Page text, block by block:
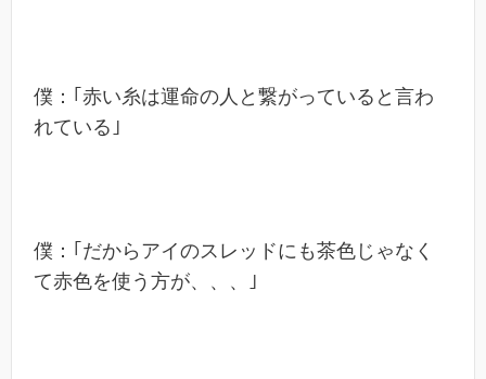
僕：｢赤い糸は運命の人と繋がっていると言わ
れている｣
僕：｢だからアイのスレッドにも茶色じゃなく
て赤色を使う方が、、、｣